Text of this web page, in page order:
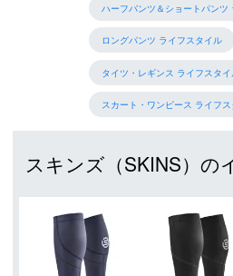
ハーフパンツ＆ショートパンツ
ロングパンツ ライフスタイル
タイツ・レギンス ライフスタ
スカート・ワンピース ライフ
スキンズ（SKINS）の